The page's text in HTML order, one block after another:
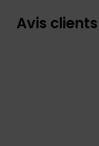
Avis clients